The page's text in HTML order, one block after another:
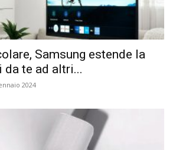
Samsung estende la
te ad altri...
2024